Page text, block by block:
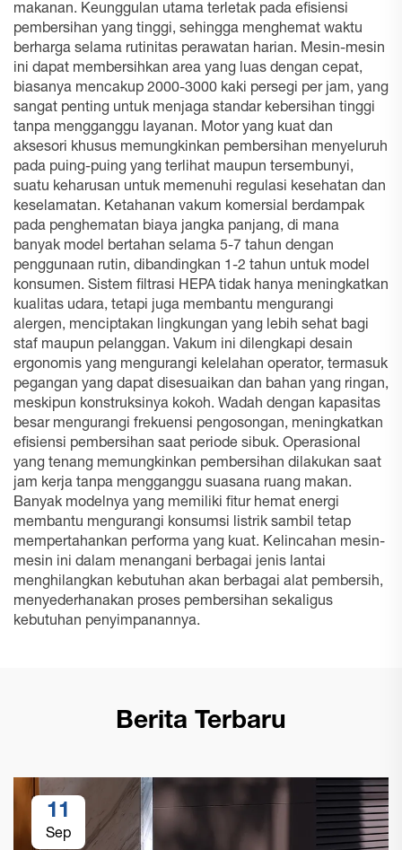
makanan. Keunggulan utama terletak pada efisiensi
pembersihan yang tinggi, sehingga menghemat waktu
berharga selama rutinitas perawatan harian. Mesin-mesin
ini dapat membersihkan area yang luas dengan cepat,
biasanya mencakup 2000-3000 kaki persegi per jam, yang
sangat penting untuk menjaga standar kebersihan tinggi
tanpa mengganggu layanan. Motor yang kuat dan
aksesori khusus memungkinkan pembersihan menyeluruh
pada puing-puing yang terlihat maupun tersembunyi,
suatu keharusan untuk memenuhi regulasi kesehatan dan
keselamatan. Ketahanan vakum komersial berdampak
pada penghematan biaya jangka panjang, di mana
banyak model bertahan selama 5-7 tahun dengan
penggunaan rutin, dibandingkan 1-2 tahun untuk model
konsumen. Sistem filtrasi HEPA tidak hanya meningkatkan
kualitas udara, tetapi juga membantu mengurangi
alergen, menciptakan lingkungan yang lebih sehat bagi
staf maupun pelanggan. Vakum ini dilengkapi desain
ergonomis yang mengurangi kelelahan operator, termasuk
pegangan yang dapat disesuaikan dan bahan yang ringan,
meskipun konstruksinya kokoh. Wadah dengan kapasitas
besar mengurangi frekuensi pengosongan, meningkatkan
efisiensi pembersihan saat periode sibuk. Operasional
yang tenang memungkinkan pembersihan dilakukan saat
jam kerja tanpa mengganggu suasana ruang makan.
Banyak modelnya yang memiliki fitur hemat energi
membantu mengurangi konsumsi listrik sambil tetap
mempertahankan performa yang kuat. Kelincahan mesin-
mesin ini dalam menangani berbagai jenis lantai
menghilangkan kebutuhan akan berbagai alat pembersih,
menyederhanakan proses pembersihan sekaligus
kebutuhan penyimpanannya.
Berita Terbaru
11
Sep